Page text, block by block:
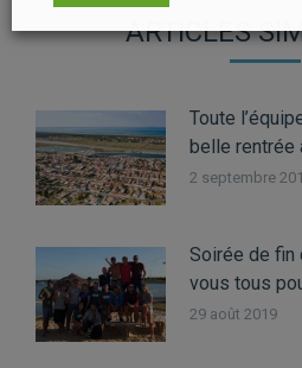
ARTICLES
Toute
belle rentrée
2 septembre
Soirée de fin
vous tous
29 août 2019